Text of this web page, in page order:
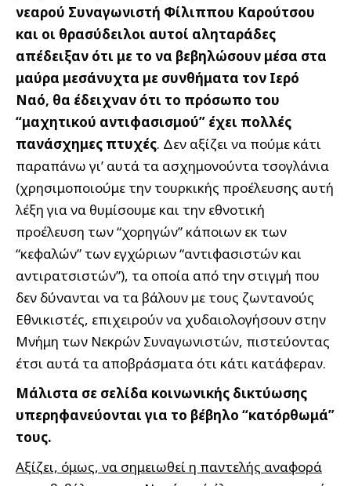
νεαρού Συναγωνιστή Φίλιππου Καρούτσου
και οι θρασύδειλοι αυτοί αληταράδες
απέδειξαν ότι με το να βεβηλώσουν μέσα στα
μαύρα μεσάνυχτα με συνθήματα τον Ιερό
Ναό, θα έδειχναν ότι το πρόσωπο του
“μαχητικού αντιφασισμού” έχει πολλές
πανάσχημες πτυχές. Δεν αξίζει να πούμε κάτι
παραπάνω γι’ αυτά τα ασχημονούντα τσογλάνια
(χρησιμοποιούμε την τουρκικής προέλευσης αυτή
λέξη για να θυμίσουμε και την εθνοτική
προέλευση των “χορηγών” κάποιων εκ των
“κεφαλών” των εγχώριων “αντιφασιστών και
αντιρατσιστών”), τα οποία από την στιγμή που
δεν δύνανται να τα βάλουν με τους ζωντανούς
Εθνικιστές, επιχειρούν να χυδαιολογήσουν στην
Μνήμη των Νεκρών Συναγωνιστών, πιστεύοντας
έτσι αυτά τα αποβράσματα ότι κάτι κατάφεραν.
Μάλιστα σε σελίδα κοινωνικής δικτύωσης
υπερηφανεύονται για το βέβηλο “κατόρθωμά”
τους.
Αξίζει, όμως, να σημειωθεί η παντελής αναφορά